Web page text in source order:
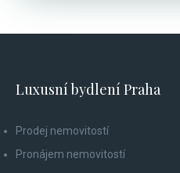
Luxusní bydlení Praha
Prodej nemovitostí
Pronájem nemovitostí